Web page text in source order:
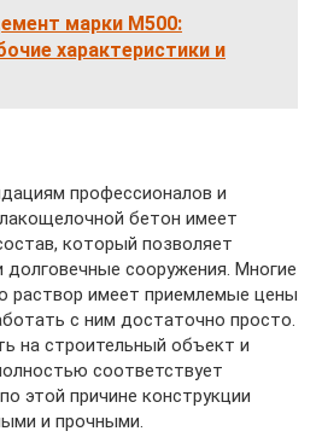
марки М500:
характеристики и
профессионалов и
бетон имеет
который позволяет
сооружения. Многие
раствор имеет приемлемые цены
с ним достаточно просто.
на строительный объект и
соответствует
этой причине конструкции
и прочными.